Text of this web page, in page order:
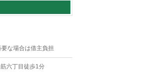
な場合は借主負担
六丁目徒歩1分